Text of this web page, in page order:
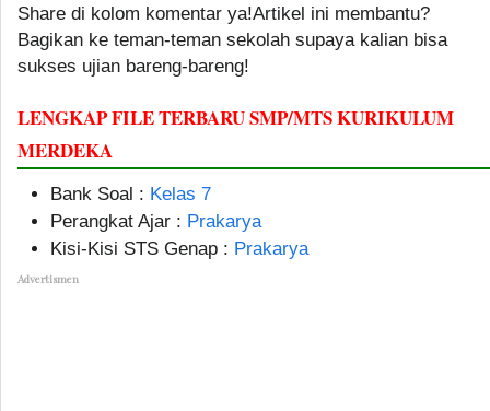
Share di kolom komentar ya!Artikel ini membantu?
Bagikan ke teman-teman sekolah supaya kalian bisa
sukses ujian bareng-bareng!
LENGKAP FILE TERBARU SMP/MTS KURIKULUM
MERDEKA
Bank Soal : Kelas 7
Perangkat Ajar : Prakarya
Kisi-Kisi STS Genap : Prakarya
Advertismen